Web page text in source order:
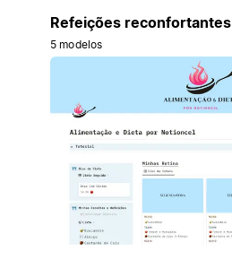
Refeições reconfortantes
5 modelos